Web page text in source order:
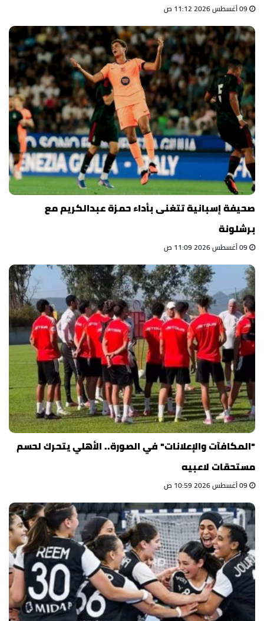
صحيفة إسبانية تتغنى بأداء حمزة عبدالكريم مع
برشلونة
"المكافآت والإعلانات" في الصورة.. الأهلي يتحرك لحسم
مستحقات لاعبيه